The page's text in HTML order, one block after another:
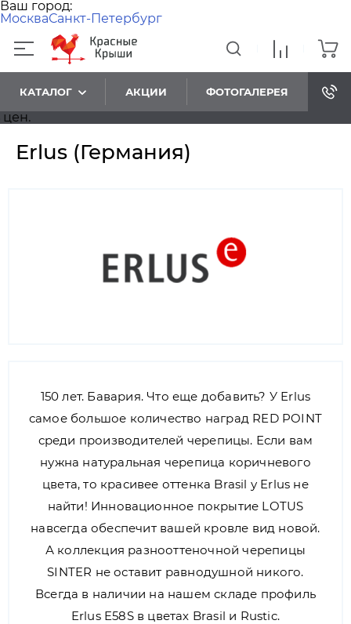
Ваш город:
МоскваСанкт-Петербург
КАТАЛОГ АКЦИИ ФОТОГАЛЕРЕЯ
Erlus (Германия)
150 лет. Бавария. Что еще добавить? У Erlus
самое большое количество наград RED POINT
среди производителей черепицы. Если вам
нужна натуральная черепица коричневого
цвета, то красивее оттенка Brasil у Erlus не
найти! Инновационное покрытие LOTUS
навсегда обеспечит вашей кровле вид новой.
А коллекция разнооттеночной черепицы
SINTER не оставит равнодушной никого.
Всегда в наличии на нашем складе профиль
Erlus E58S в цветах Brasil и Rustic.